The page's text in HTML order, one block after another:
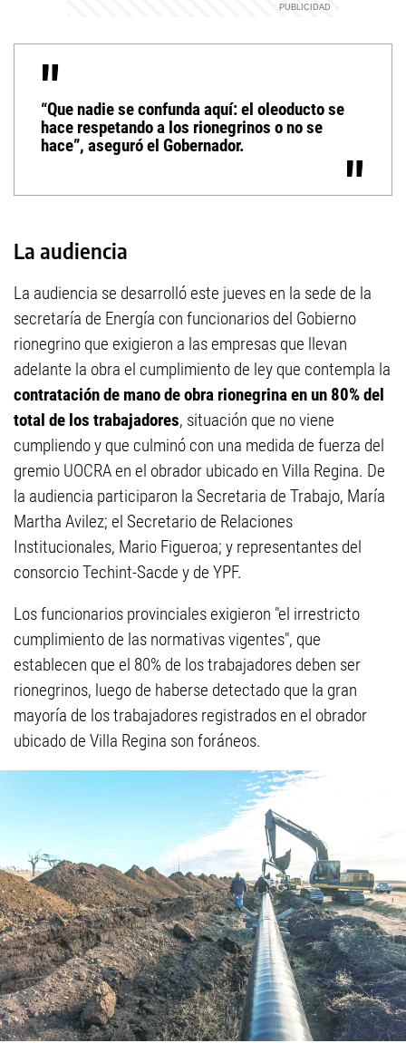
“Que nadie se confunda aquí: el oleoducto se
hace respetando a los rionegrinos o no se
hace”, aseguró el Gobernador.
La audiencia
La audiencia se desarrolló este jueves en la sede de la
secretaría de Energía con funcionarios del Gobierno
rionegrino que exigieron a las empresas que llevan
adelante la obra el cumplimiento de ley que contempla la
contratación de mano de obra rionegrina en un 80% del
total de los trabajadores, situación que no viene
cumpliendo y que culminó con una medida de fuerza del
gremio UOCRA en el obrador ubicado en Villa Regina. De
la audiencia participaron la Secretaria de Trabajo, María
Martha Avilez; el Secretario de Relaciones
Institucionales, Mario Figueroa; y representantes del
consorcio Techint-Sacde y de YPF.
Los funcionarios provinciales exigieron "el irrestricto
cumplimiento de las normativas vigentes", que
establecen que el 80% de los trabajadores deben ser
rionegrinos, luego de haberse detectado que la gran
mayoría de los trabajadores registrados en el obrador
ubicado de Villa Regina son foráneos.